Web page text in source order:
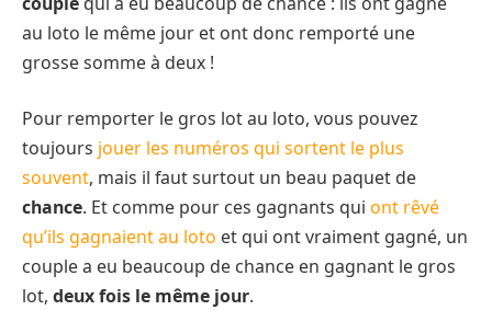
au loto le même jour et ont donc remporté une
grosse somme à deux !
Pour remporter le gros lot au loto, vous pouvez
toujours jouer les numéros qui sortent le plus
souvent, mais il faut surtout un beau paquet de
chance. Et comme pour ces gagnants qui ont rêvé
qu’ils gagnaient au loto et qui ont vraiment gagné, un
couple a eu beaucoup de chance en gagnant le gros
lot, deux fois le même jour.